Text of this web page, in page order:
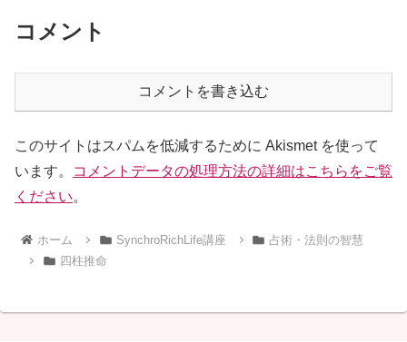
コメント
コメントを書き込む
このサイトはスパムを低減するために Akismet を使って
います。
コメントデータの処理方法の詳細はこちらをご覧
ください。
ホーム SynchroRichLife講座
占術・法則の智慧
四柱推命